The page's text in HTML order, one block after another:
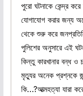
পুরো ঘটনাকে কেন্দ্র করে
যোগাযোগ করার জন্য
থেকে শুরু করে
পুলিশের অনুসারে এই
কিন্তু কারখানার বন্ধ ও
মৃত্যুর অনেক প্রশ্নকে
কি…?আত্মহত্যা যারা